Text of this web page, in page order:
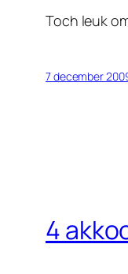
Toch leuk
7 december
4